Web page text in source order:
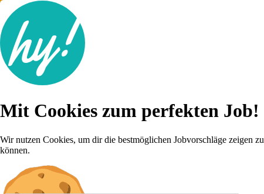
Lebenslauf
Anmelden
Mit Cookies zum perfekten Job!
Wir nutzen Cookies, um dir die bestmöglichen Jobvorschläge zeigen zu
können.